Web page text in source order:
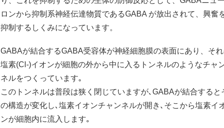
ロンから抑制系神経伝達物質であるGABA が放出されて、興奮
抑制するしくみになっています。
GABAが結合するGABA受容体が神経細胞膜の表面にあり、そ
塩素(Cl-)イオンが細胞の外から中に入るトンネルのようなチャ
ネルをつくっています｡
このトンネルは普段は狭く閉じていますが､GABAが結合すると
の構造が変化し､塩素イオンチャンネルが開き､そこから塩素イ
ンが細胞内に流入します｡